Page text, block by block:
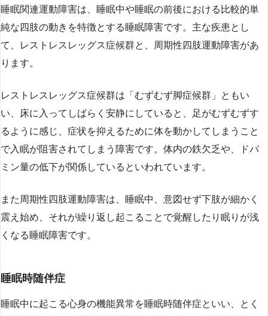
睡眠関連運動障害は、睡眠中や睡眠の前後における比較的単
純な四肢の動きを特徴とする睡眠障害です。主な疾患とし
て、レストレスレッグス症候群と、周期性四肢運動障害があ
ります。
レストレスレッグス症候群は「むずむず脚症候群」ともい
い、床に入ってしばらく安静にしていると、足がむずむずす
るように感じ、症状を抑えるために体を動かしてしまうこと
で入眠が阻害されてしまう障害です。体内の鉄欠乏や、ドパ
ミン量の低下が関係しているといわれています。
また周期性四肢運動障害は、睡眠中、意図せず下肢が細かく
震え始め、それが繰り返し起こることで覚醒したり眠りが浅
くなる睡眠障害です。
睡眠時随伴症
睡眠中に起こる心身の機能異常を睡眠時随伴症といい、とく